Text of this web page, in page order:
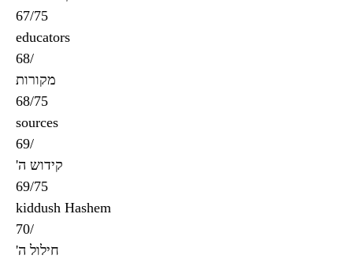
67/75
educators
68/
מקורות
68/75
sources
69/
'קידוש ה
69/75
kiddush Hashem
70/
'חילול ה